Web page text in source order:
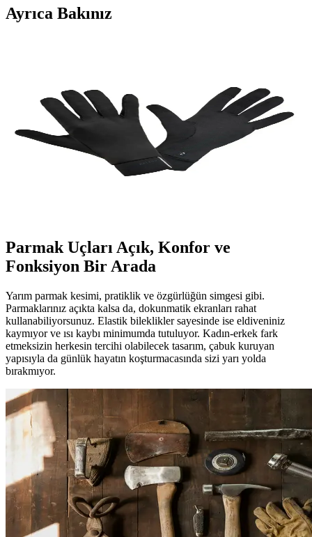
Ayrıca Bakınız
AxE Sportswear'un siyah, yarım parmak polar eldiveni, yüksek
kaliteli kumaşıyla sıcaklık ve şıklığı bir arada sunar, dokunmatik
uyumu ve rahat tasarımıyla günlük ve outdoor kullanıma uygundur.
Kış Ayları İçin En İyi Dokunmatik Eldiven
Karşılaştırması ve Seçenekler
Parmak Uçları Açık, Konfor ve
Fonksiyon Bir Arada
Yarım parmak kesimi, pratiklik ve özgürlüğün simgesi gibi.
Parmaklarınız açıkta kalsa da, dokunmatik ekranları rahat
kullanabiliyorsunuz. Elastik bileklikler sayesinde ise eldiveniniz
kaymıyor ve ısı kaybı minimumda tutuluyor. Kadın-erkek fark
etmeksizin herkesin tercihi olabilecek tasarım, çabuk kuruyan
yapısıyla da günlük hayatın koşturmacasında sizi yarı yolda
bırakmıyor.